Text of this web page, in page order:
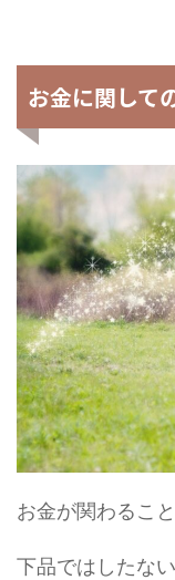
お金に関して
お金が関わるこ
下品ではしたない